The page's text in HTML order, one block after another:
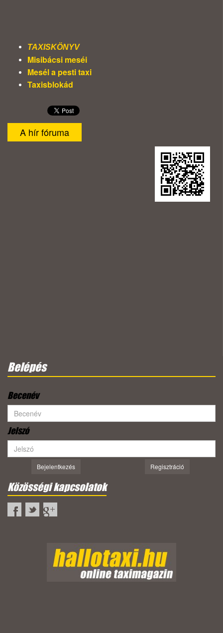
TAXISKÖNYV
Misibácsi meséi
Mesél a pesti taxi
Taxisblokád
A hír fóruma
Belépés
Becenév
Jelszó
Bejelentkezés Regisztráció
Közösségi kapcsolatok